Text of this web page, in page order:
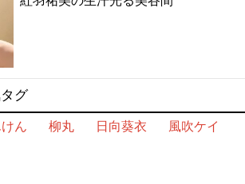
grazie
グ
ん 柳丸 日向葵衣
風吹ケイ